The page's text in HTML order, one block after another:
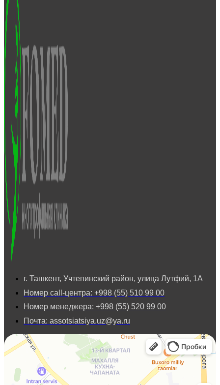
г. Ташкент, Учтепинский район, улица Лутфий, 1А
Номер call-центра: +998 (55) 510 99 00
Номер менеджера: +998 (55) 520 99 00
Почта: assotsiatsiya.uz@ya.ru